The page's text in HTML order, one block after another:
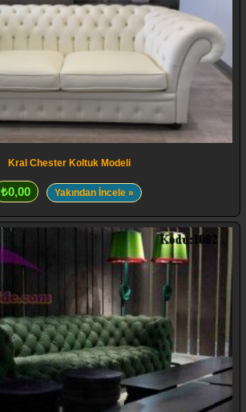
Kral Chester Koltuk Modeli
₺0,00 Yakından İncele »